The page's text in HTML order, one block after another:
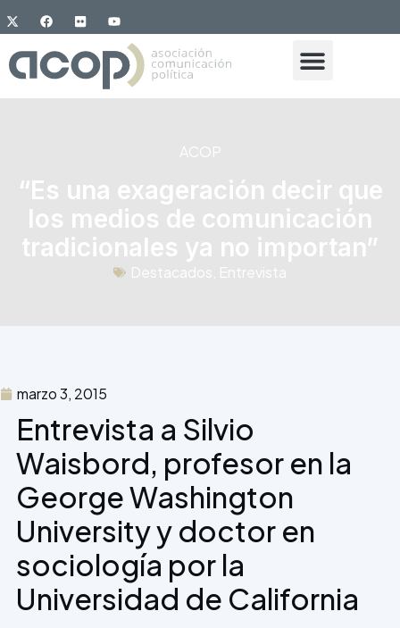
ACOP
“Es una exageración decir que
los medios de comunicación
tradicionales ya no importan”
Destacados Entrevista
marzo 3, 2015
Entrevista a Silvio
Waisbord, profesor en la
George Washington
University y doctor en
sociología por la
Universidad de California